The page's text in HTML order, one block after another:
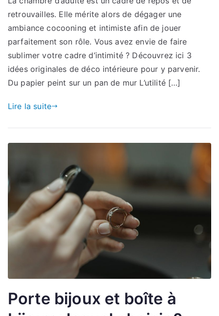
retrouvailles. Elle mérite alors de dégager une
ambiance cocooning et intimiste afin de jouer
parfaitement son rôle. Vous avez envie de faire
sublimer votre cadre d’intimité ? Découvrez ici 3
idées originales de déco intérieure pour y parvenir.
Du papier peint sur un pan de mur L’utilité […]
Lire la suite
Porte bijoux et boîte à